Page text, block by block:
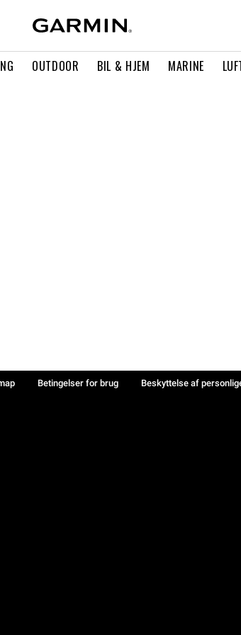
OUTDOOR BIL & HJEM MARINE
Betingelser for brug Beskyttelse af